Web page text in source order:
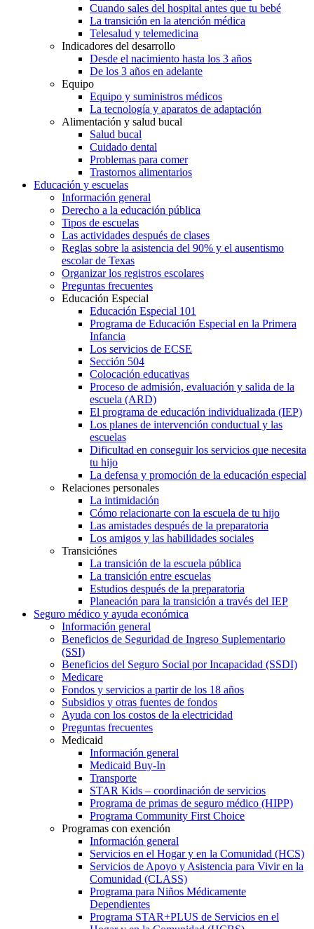
Cuando sales del hospital antes que tu bebé
La transición en la atención médica
Telesalud y telemedicina
Indicadores del desarrollo
Desde el nacimiento hasta los 3 años
De los 3 años en adelante
Equipo
Equipo y suministros médicos
La tecnología y aparatos de adaptación
Alimentación y salud bucal
Salud bucal
Cuidado dental
Problemas para comer
Trastornos alimentarios
Educación y escuelas
Información general
Derecho a la educación pública
Tipos de escuelas
Las actividades después de clases
Reglas sobre la asistencia del 90% y el ausentismo
escolar de Texas
Organizar los registros escolares
Preguntas frecuentes
Educación Especial
Educación Especial 101
Programa de Educación Especial en la Primera
Infancia
Los servicios de ECSE
Sección 504
Colocación educativas
Proceso de admisión, evaluación y salida de la
escuela (ARD)
El programa de educación individualizada (IEP)
Los planes de intervención conductual y las
escuelas
Dificultad en conseguir los servicios que necesita
tu hijo
La defensa y promoción de la educación especial
Relaciones personales
La intimidación
Cómo relacionarte con la escuela de tu hijo
Las amistades después de la preparatoria
Los amigos y las habilidades sociales
Transiciónes
La transición de la escuela pública
La transición entre escuelas
Estudios después de la preparatoria
Planeación para la transición a través del IEP
Seguro médico y ayuda económica
Información general
Beneficios de Seguridad de Ingreso Suplementario
(SSI)
Beneficios del Seguro Social por Incapacidad (SSDI)
Medicare
Fondos y servicios a partir de los 18 años
Subsidios y otras fuentes de fondos
Ayuda con los costos de la electricidad
Preguntas frecuentes
Medicaid
Información general
Medicaid Buy-In
Transporte
STAR Kids – coordinación de servicios
Programa de primas de seguro médico (HIPP)
Programa Community First Choice
Programas con exención
Información general
Servicios en el Hogar y en la Comunidad (HCS)
Servicios de Apoyo y Asistencia para Vivir en la
Comunidad (CLASS)
Programa para Niños Médicamente
Dependientes
Programa STAR+PLUS de Servicios en el